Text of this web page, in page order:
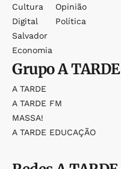
Cultura
Digital
Salvador
Economia
Opinião
Política
GrupoA TARDE
A TARDE
A TARDE FM
MASSA!
A TARDE EDUCAÇÃO